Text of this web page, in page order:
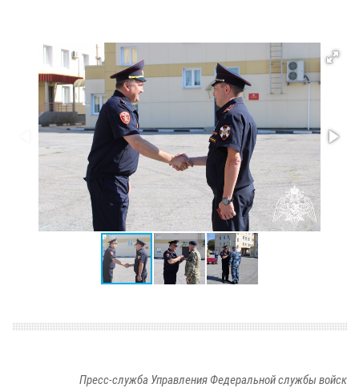
Пресс-служба Управления Федеральной службы войск